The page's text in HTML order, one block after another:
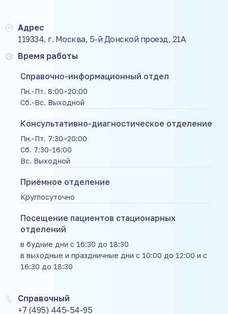
Адрес
119334, г. Москва, 5-й Донской проезд, 21А
Время работы
Справочно-информационный отдел
Пн.-Пт. 8:00–20:00
Сб.-Вс. Выходной
Консультативно-диагностическое отделение
Пн.-Пт. 7:30–20:00
Сб. 7:30-16:00
Вс. Выходной
Приёмное отделение
Круглосуточно
Посещение пациентов стационарных
отделений
в будние дни с 16:30 до 18:30
в выходные и праздничные дни с 10:00 до 12:00 и с
16:30 до 18:30
Справочный
+7 (495) 445-54-95